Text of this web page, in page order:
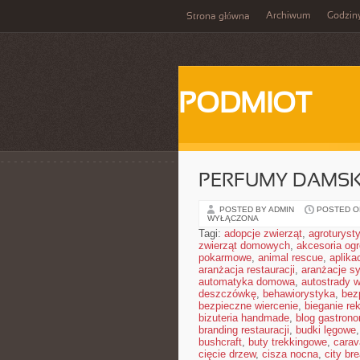
Strona główna Archiwum
PODMIOT
PERFUMY
POSTED BY ADMIN POSTED
WYŁĄCZONA
Tagi: adopcje zwierząt,
zwierząt domowych, akcesoria
pokarmowe, animal rescue,
aranżacja restauracji, aranżacje
automatyka domowa, autostrady
deszczówkę, behawiorystyka,
bezpieczne wiercenie, bieganie
bizuteria handmade, blog
branding restauracji, budki lęgowe,
bushcraft, buty trekkingowe,
cięcie drzew, cisza nocna, city